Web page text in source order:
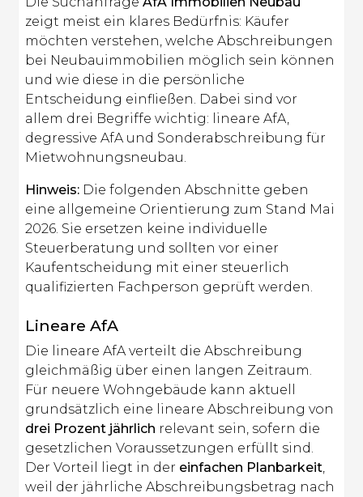
zeigt meist ein klares Bedürfnis: Käufer
möchten verstehen, welche Abschreibungen
bei Neubauimmobilien möglich sein können
und wie diese in die persönliche
Entscheidung einfließen. Dabei sind vor
allem drei Begriffe wichtig: lineare AfA,
degressive AfA und Sonderabschreibung für
Mietwohnungsneubau.
Hinweis: Die folgenden Abschnitte geben
eine allgemeine Orientierung zum Stand Mai
2026. Sie ersetzen keine individuelle
Steuerberatung und sollten vor einer
Kaufentscheidung mit einer steuerlich
qualifizierten Fachperson geprüft werden.
Lineare AfA
Die lineare AfA verteilt die Abschreibung
gleichmäßig über einen langen Zeitraum.
Für neuere Wohngebäude kann aktuell
grundsätzlich eine lineare Abschreibung von
drei Prozent jährlich relevant sein, sofern die
gesetzlichen Voraussetzungen erfüllt sind.
Der Vorteil liegt in der einfachen Planbarkeit,
weil der jährliche Abschreibungsbetrag nach